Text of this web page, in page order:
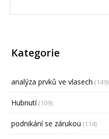
Kategorie
analýza prvků ve vlasech (149)
Hubnutí(109)
podnikání se zárukou (114)